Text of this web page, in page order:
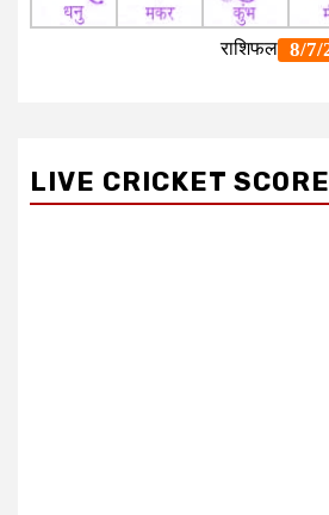
LIVE CRICKET SCORE